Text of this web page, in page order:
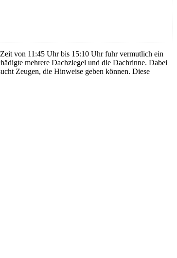
von 11:45 Uhr bis 15:10 Uhr fuhr vermutlich ein
mehrere Dachziegel und die Dachrinne. Dabei
Zeugen, die Hinweise geben können. Diese